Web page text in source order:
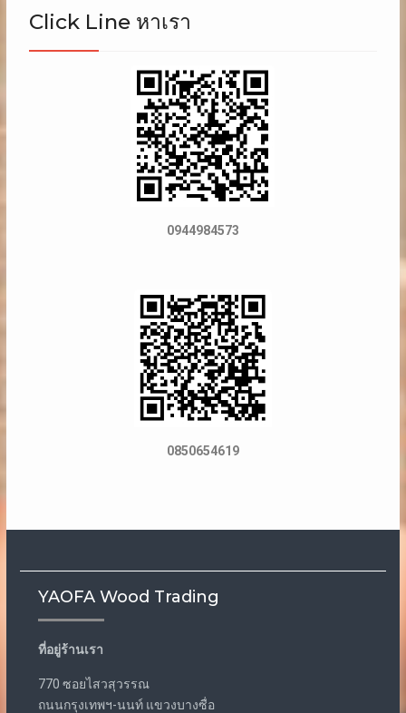
Click Line หาเรา
0944984573
0850654619
YAOFA Wood Trading
ที่อยู่ร้านเรา
770 ซอยไสวสุวรรณ
ถนนกรุงเทพฯ-นนท์ แขวงบางซื่อ